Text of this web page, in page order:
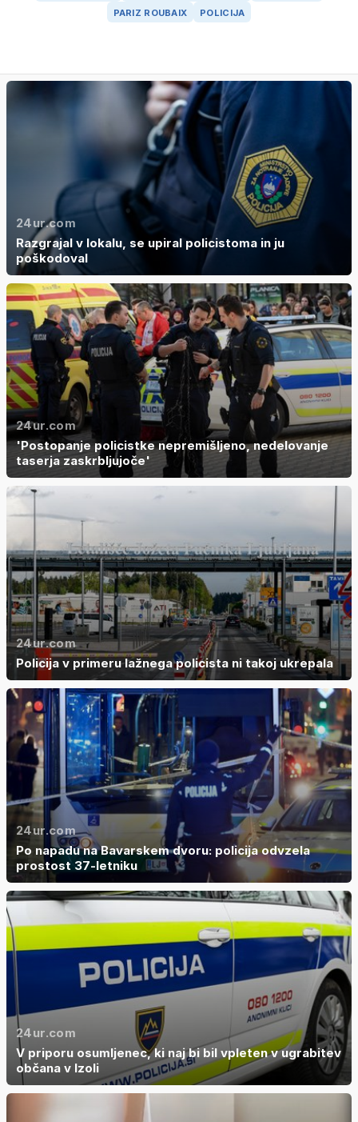
PARIZ ROUBAIX
POLICIJA
24ur.com
Razgrajal v lokalu, se upiral policistoma in ju
poškodoval
24ur.com
'Postopanje policistke nepremišljeno, nedelovanje
taserja zaskrbljujoče'
24ur.com
Policija v primeru lažnega policista ni takoj ukrepala
24ur.com
Po napadu na Bavarskem dvoru: policija odvzela
prostost 37-letniku
24ur.com
V priporu osumljenec, ki naj bi bil vpleten v ugrabitev
občana v Izoli